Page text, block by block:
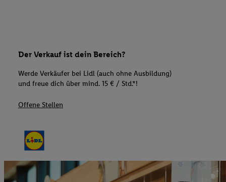
Der Verkauf ist dein Bereich?
Werde Verkäufer bei Lidl (auch ohne Ausbildung)
und freue dich über mind. 15 € / Std.*!
Offene Stellen